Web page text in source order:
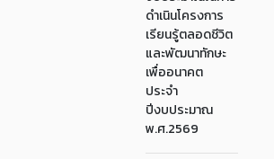
ดำเนินโครงการ
เรียนรู้ตลอดชีวิต
และพัฒนาทักษะ
เพื่ออนาคต
ประจำ
ปีงบประมาณ
พ.ศ.2569